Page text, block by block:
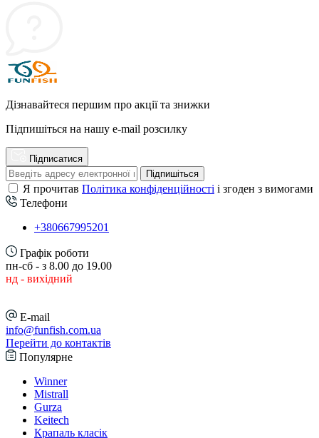
Дізнавайтеся першим про акції та знижки
Підпишіться на нашу e-mail розсилку
Підписатися
Підпишіться
Я прочитав Політика конфіденційності і згоден з вимогами
Телефони
+380667995201
Графік роботи
пн-сб - з 8.00 до 19.00
нд - вихідний
E-mail
info@funfish.com.ua
Перейти до контактів
Популярне
Winner
Mistrall
Gurza
Keitech
Крапаль класік